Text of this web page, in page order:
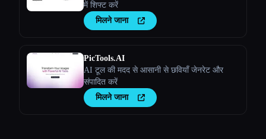
में शिफ्ट करें
मिलने जाना
PicTools.AI
AI टूल की मदद से आसानी से छवियाँ जेनरेट और
संपादित करें
मिलने जाना